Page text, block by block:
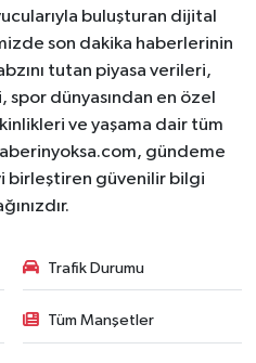
buluşturan dijital
son dakika haberlerinin
tutan piyasa verileri,
spor dünyasından en özel
ve yaşama dair tüm
gündeme
birleştiren güvenilir bilgi
Trafik Durumu
Tüm Manşetler